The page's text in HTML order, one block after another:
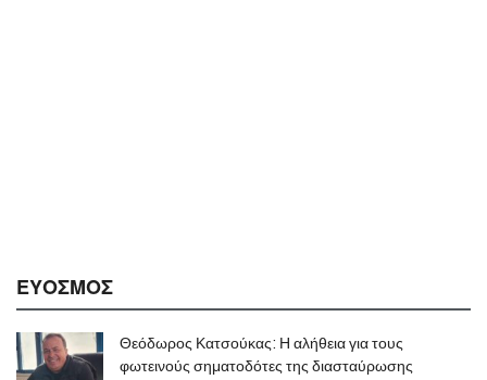
ΕΥΟΣΜΟΣ
Θεόδωρος Κατσούκας: Η αλήθεια για τους
φωτεινούς σηματοδότες της διασταύρωσης